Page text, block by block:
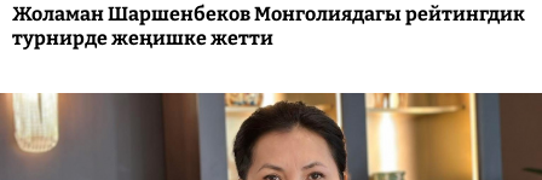
Жоламан Шаршенбеков Монголиядагы рейтингдик
турнирде жеңишке жетти